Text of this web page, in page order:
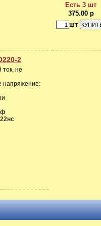
Есть 3 шт
375.00 р
шт
2
не
напряжение:
22нс